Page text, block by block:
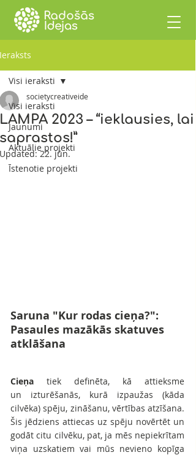
Ieraksts
Visi ieraksti
Jaunumi
Aktuālie projekti
Īstenotie projekti
Visi ieraksti
LAMPA 2023 – “ieklausies, lai
saprastos!”
societycreativeide
Updated:22. jūn.
Saruna "Kur rodas cieņa?":
Pasaules mazākās skatuves
atklāšana
Cieņa tiek definēta, kā attieksme
un izturēšanās, kurā izpaužas (kāda
cilvēka) spēju, zināšanu, vērtības atzīšana.
Šis jēdziens attiecas uz spēju novērtēt un
godāt citu cilvēku, pat, ja mēs nepiekrītam
viņa uzskatiem vai mūs nevieno kopīga